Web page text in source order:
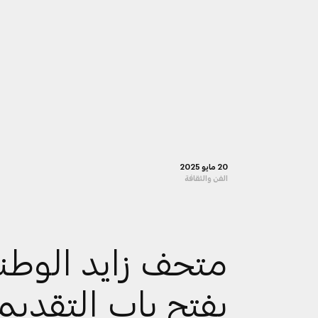
20 مايو 2025
الفن والثقافة
متحف زايد
يفتح باب